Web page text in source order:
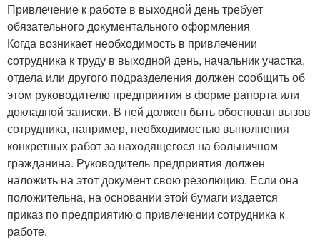
Привлечение к работе в выходной день требует
обязательного документального оформления
Когда возникает необходимость в привлечении
сотрудника к труду в выходной день, начальник участка,
отдела или другого подразделения должен сообщить об
этом руководителю предприятия в форме рапорта или
докладной записки. В ней должен быть обоснован вызов
сотрудника, например, необходимостью выполнения
конкретных работ за находящегося на больничном
гражданина. Руководитель предприятия должен
наложить на этот документ свою резолюцию. Если она
положительна, на основании этой бумаги издается
приказ по предприятию о привлечении сотрудника к
работе.